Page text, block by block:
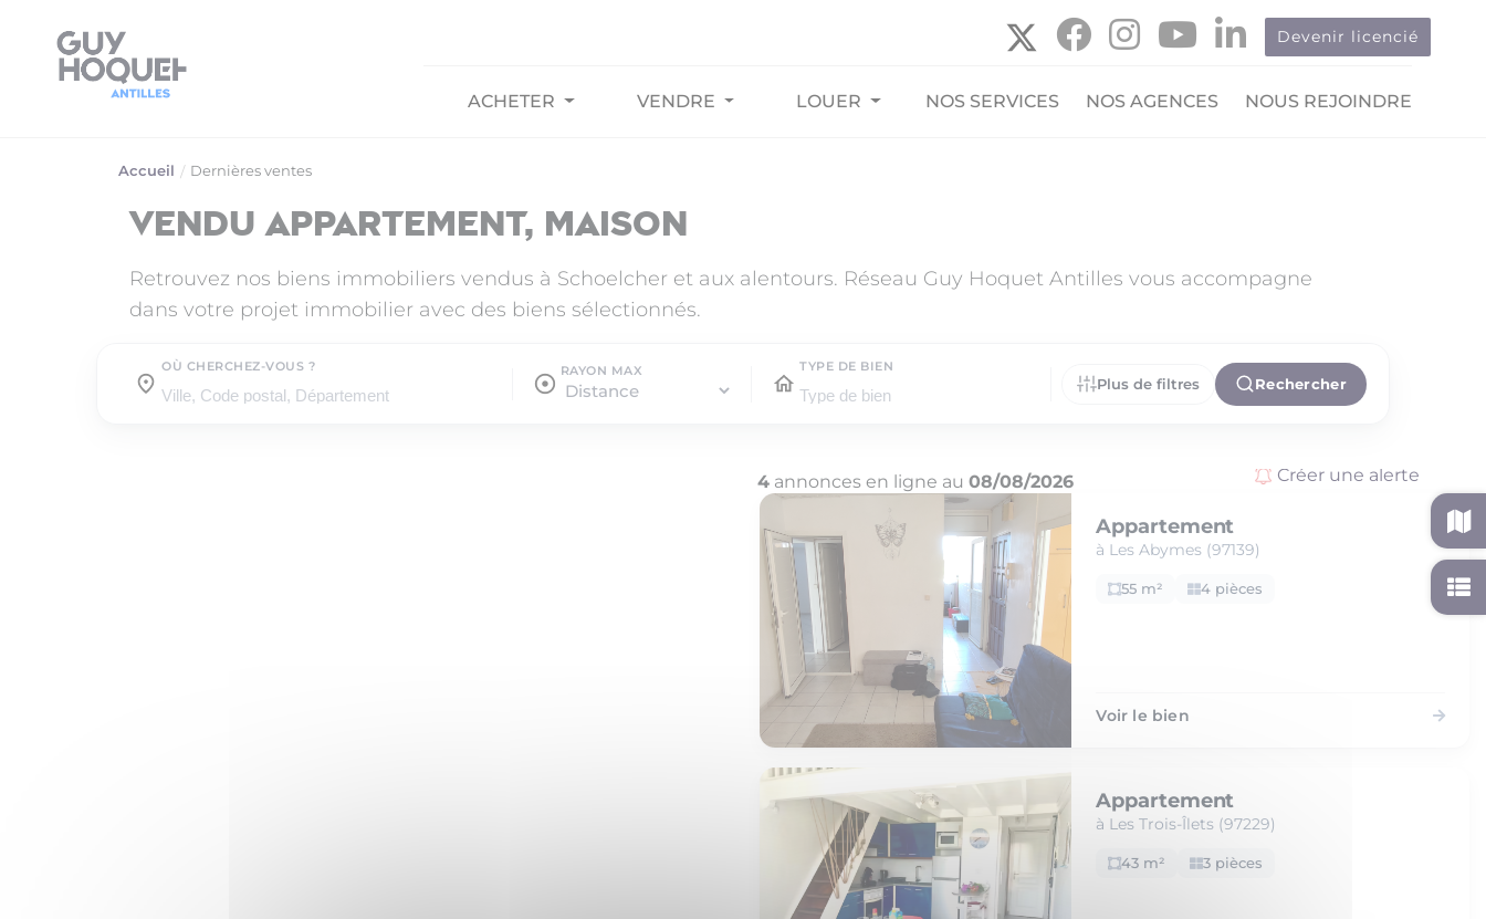
Devenir licencié
ACHETER VENDRE LOUER NOS SERVICES NOS AGENCES NOUS REJOINDRE
Accueil Dernières ventes
Vendu appartement, maison
Retrouvez nos biens immobiliers vendus à Schoelcher et aux alentours. Réseau Guy Hoquet Antilles vous accompagne
dans votre projet immobilier avec des biens sélectionnés.
OÙ CHERCHEZ-VOUS ?
Où cherchez-vous ?
RAYON MAX TYPE DE BIEN
Plus de filtres Rechercher
4 annonces en ligne au08/08/2026 Créer une alerte
Appartement
à Les Abymes (97139)
55 m² 4 pièces
Voir le bien
Appartement
à Les Trois-Îlets (97229)
43 m² 3 pièces